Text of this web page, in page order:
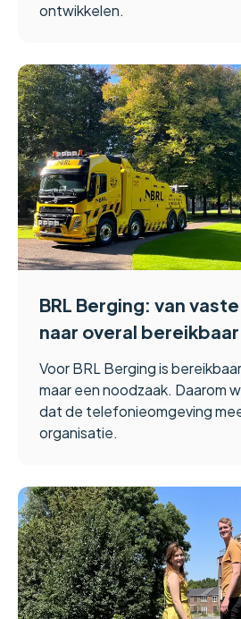
ontwikkelen.
BRL Berging: van
naar overal
Voor BRL Berging is
maar een noodzaak. Daarom
dat de telefonieomgeving
organisatie.